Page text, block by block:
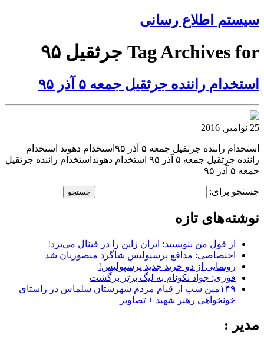
سیستم اطلاع رسانی
Tag Archives for جرثقیل ۹۵
استخدام راننده جرثقیل جمعه ۵ آذر ۹۵
25 نوامبر, 2016
استخدام راننده جرثقیل جمعه ۵ آذر ۹۵استخدام دهوند استخدام
راننده جرثقیل جمعه ۵ آذر ۹۵ استخدام دهونداستخدام راننده جرثقیل
جمعه ۵ آذر ۹۵
جستجو برای:
نوشته‌های تازه
از قول من بنویسید: ایران ژاپن را در فینال می‌برد!
اختصاصی: مدافع پرسپولیس شاگرد منصوریان شد
رونمایی از دو خرید جدید پرسپولیس!
فوری: جواد نکونام به لیگ برتر برگشت
۱۴۹مین شب از قیام مردم شهرستان سلماس در راستای
خونخواهی رهبر شهید + تصاویر
مدیر :